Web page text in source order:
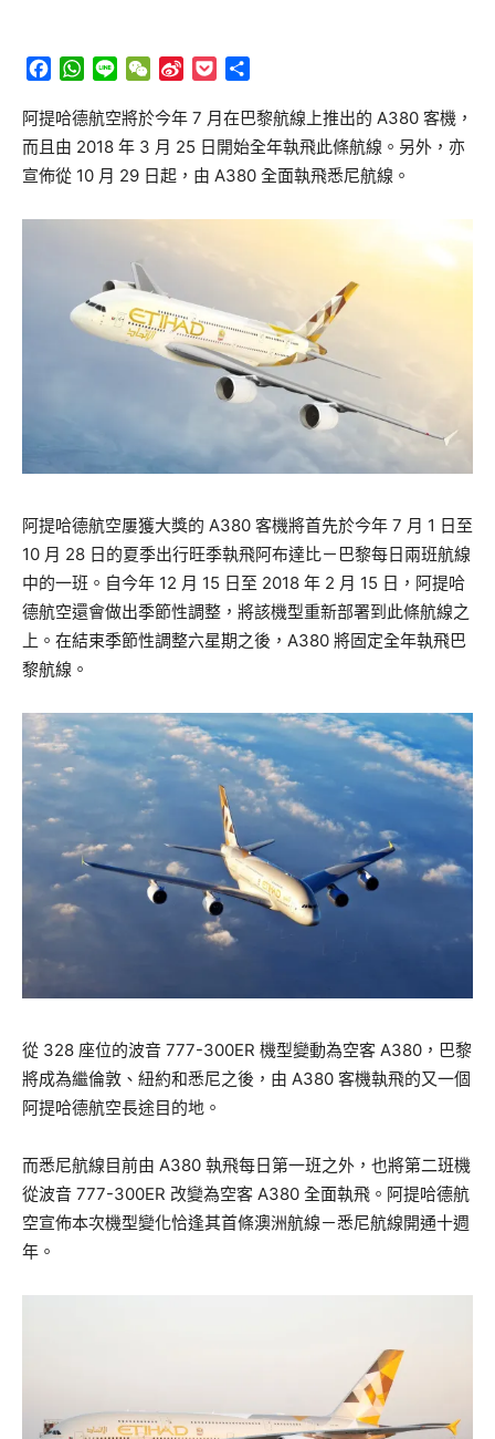
Facebook
WhatsApp
Line WeChat
Sina
Pocket
阿提哈德航空將於今年 7 月在巴黎航線上推出的 A380 客機，
而且由 2018 年 3 月 25 日開始全年執飛此條航線。另外，亦
宣佈從 10 月 29 日起，由 A380 全面執飛悉尼航線。
阿提哈德航空屢獲大獎的 A380 客機將首先於今年 7 月 1 日至
10 月 28 日的夏季出行旺季執飛阿布達比－巴黎每日兩班航線
中的一班。自今年 12 月 15 日至 2018 年 2 月 15 日，阿提哈
德航空還會做出季節性調整，將該機型重新部署到此條航線之
上。在結束季節性調整六星期之後，A380 將固定全年執飛巴
黎航線。
從 328 座位的波音 777-300ER 機型變動為空客 A380，巴黎
將成為繼倫敦、紐約和悉尼之後，由 A380 客機執飛的又一個
阿提哈德航空長途目的地。
而悉尼航線目前由 A380 執飛每日第一班之外，也將第二班機
從波音 777-300ER 改變為空客 A380 全面執飛。阿提哈德航
空宣佈本次機型變化恰逢其首條澳洲航線－悉尼航線開通十週
年。